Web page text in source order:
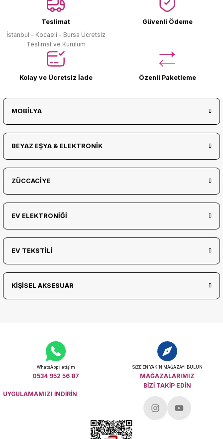
Teslimat
İstanbul - Kocaeli - Bursa Ücretsiz
Teslimat ve Kurulum
Güvenli Ödeme
Kolay ve Ücretsiz İade Özenli Paketleme
MOBİLYA
BEYAZ EŞYA & ELEKTRONİK
ZÜCCACİYE
EV ELEKTRONİĞİ
EV TEKSTİLİ
KİŞİSEL AKSESUAR
WhatsApp İletişim
0534 952 56 87
SİZE EN YAKIN MAĞAZAYI BULUN
MAĞAZALARIMIZ
UYGULAMAMIZI İNDİRİN
BİZİ TAKİP EDİN